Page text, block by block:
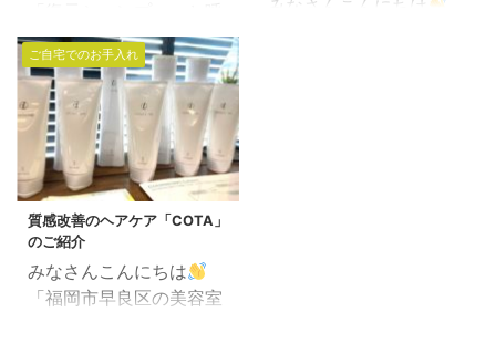
胞分裂することで髪の毛
をつくりだす。 毛母細
胞の機能不全の原因が
「老化、活性酸素、紫外
線、精神的ストレス」 い
わゆるゲノムストレス
（DNA ...
ばれる「レヴィ・シャン
プー＆トリートメント」
の紹介です。 一年以上、
自分も使用しています
し、沢山のお客さんにも
ご愛用いただいているヘ
アケア剤です。 復元シャ
ンプーは40歳以上で「ペ
タンコ毛に悩んでいる
方」の為のシャンプーで
す。 こんなお悩みの方に
みなさんこんにちは
ご自宅でのお手入れ
質感改善のヘアケア「COTA」
のご紹介
みなさんこんにちは
「福岡市早良区の美容室